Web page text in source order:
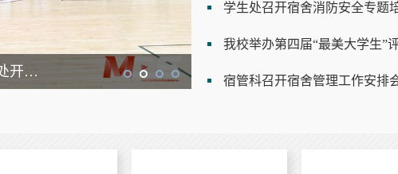
凝心聚力强素养 砥砺奋进促成长——学生处开展新聘辅导员素质拓 我校举办第四届“最美大学生”
学生处召开宿舍消防安全专题
我校举办第四届“最美大学生”
宿管科召开宿舍管理工作安排